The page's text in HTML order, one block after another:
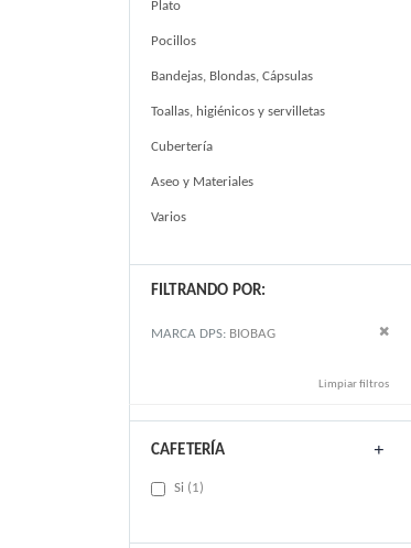
Plato
Pocillos
Bandejas, Blondas, Cápsulas
Toallas, higiénicos y servilletas
Cubertería
Aseo y Materiales
Varios
FILTRANDO POR:
MARCA DPS BIOBAG
Limpiar filtros
CAFETERÍA
Si 1item